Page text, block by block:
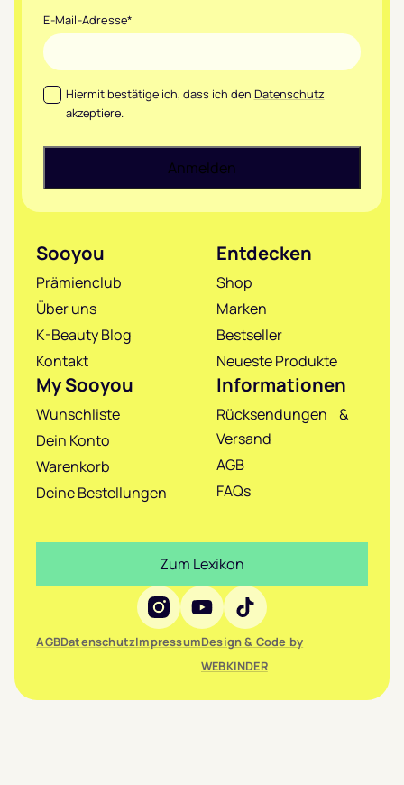
E-Mail-Adresse*
Datenschutz*
Hiermit bestätige ich, dass ich den Datenschutz
akzeptiere.
Sooyou
Prämienclub
Über uns
K-Beauty Blog
Kontakt
Entdecken
Shop
Marken
Bestseller
Neueste Produkte
My Sooyou
Wunschliste
Dein Konto
Warenkorb
Deine Bestellungen
Informationen
Rücksendungen &
Versand
AGB
FAQs
Social Media
AGBDatenschutzImpressumDesign & Code by
WEBKINDER
Zum Lexikon